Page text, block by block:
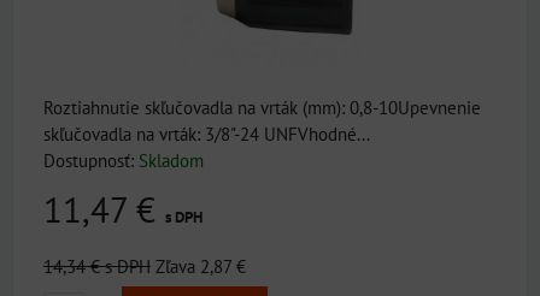
Roztiahnutie skľučovadla na vrták (mm): 0,8-10Upevnenie
skľučovadla na vrták: 3/8"-24 UNFVhodné...
Dostupnosť: Skladom
11,47 € s DPH
14,34 €s DPH Zľava 2,87 €